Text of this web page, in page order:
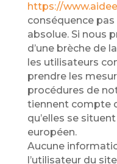
https://
conséquence
absolue. Si nous
d’une brèche de
les utilisateurs
prendre les
procédures de
tiennent compte
qu’elles se
européen.
Aucune
l’utilisateur du site